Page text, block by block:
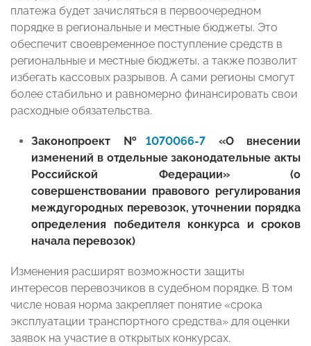
платежа будет зачисляться в первоочередном
порядке в региональные и местные бюджеты. Это
обеспечит своевременное поступление средств в
региональные и местные бюджеты, а также позволит
избегать кассовых разрывов. А сами регионы смогут
более стабильно и равномерно финансировать свои
расходные обязательства.
Законопроект № 1070066-7 «О внесении
изменений в отдельные законодательные акты
Российской Федерации» (о
совершенствовании правового регулирования
междугородных перевозок, уточнении порядка
определения победителя конкурса и сроков
начала перевозок)
Изменения расширят возможности защиты
интересов перевозчиков в судебном порядке. В том
числе новая норма закрепляет понятие «срока
эксплуатации транспортного средства» для оценки
заявок на участие в открытых конкурсах.